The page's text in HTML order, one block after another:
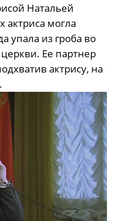
Натальей
актриса могла
упала из гроба во
Ее партнер
актрису, на